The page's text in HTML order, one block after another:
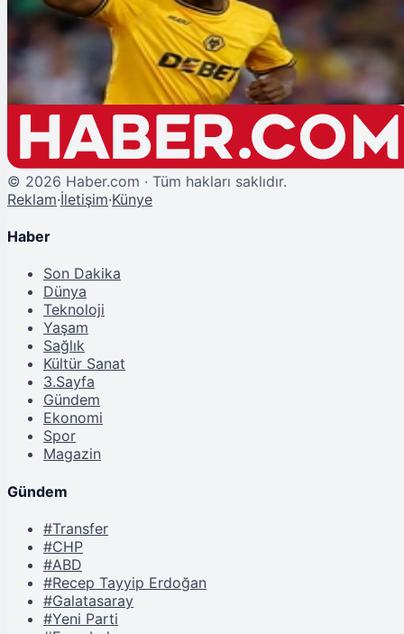
Beşiktaş'tan Emmanuel Agbadou Hamlesi
© 2026 Haber.com · Tüm hakları saklıdır.
Reklam·İletişim·Künye
Haber
Son Dakika
Dünya
Teknoloji
Yaşam
Sağlık
Kültür Sanat
3.Sayfa
Gündem
Ekonomi
Spor
Magazin
Gündem
#Transfer
#CHP
#ABD
#Recep Tayyip Erdoğan
#Galatasaray
#Yeni Parti